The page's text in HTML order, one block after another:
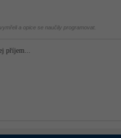
a opice se naučily programovat.
příjem...